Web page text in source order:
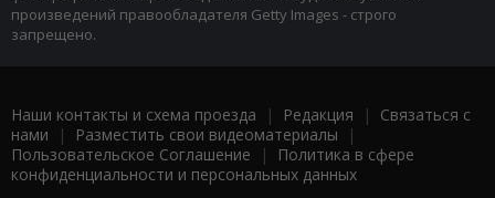
произведений правообладателя Getty Images - строго
запрещено.
Наши контакты и схема проезда | Редакция | Связаться с
нами | Разместить свои видеоматериалы |
Пользовательское Соглашение |
Политика в сфере
конфиденциальности и персональных данных